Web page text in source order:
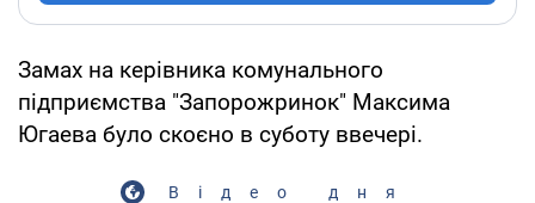
Замах на керівника комунального
підприємства "Запорожринок" Максима
Югаева було скоєно в суботу ввечері.
Відео дня